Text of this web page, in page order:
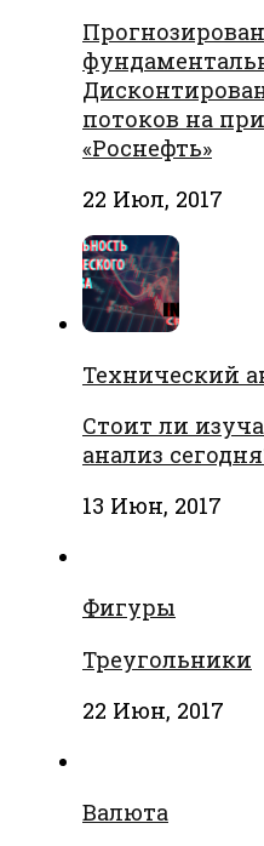
потоков на
«Роснефть»
22 Июл, 2017
Технический
Стоит ли
анализ
13 Июн, 2017
Фигуры
Треугольники
22 Июн, 2017
Валюта